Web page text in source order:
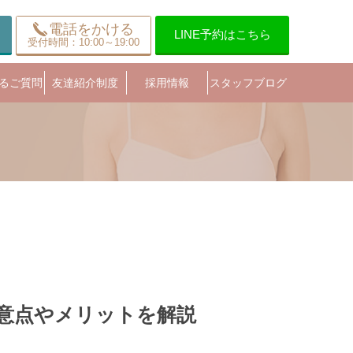
電話をかける
受付時間：10:00～19:00
LINE予約はこちら
ご質問 友達紹介制度 採用情報 スタッフブログ
点やメリットを解説